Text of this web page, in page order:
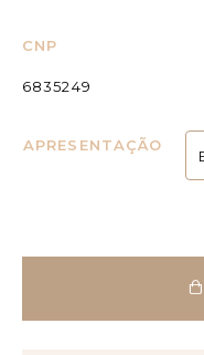
CNP
6835249
APRESENTAÇÃO